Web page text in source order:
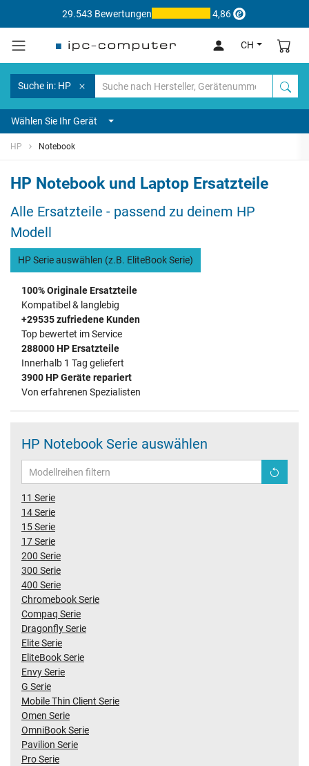
29.543 Bewertungen 4,86
CH
Suche in: HP
Wählen Sie Ihr Gerät
HP Notebook
HP Notebook und Laptop Ersatzteile
Alle Ersatzteile - passend zu deinem HP
Modell
HP Serie auswählen (z.B. EliteBook Serie)
100% Originale Ersatzteile
Kompatibel & langlebig
+29535 zufriedene Kunden
Top bewertet im Service
288000 HP Ersatzteile
Innerhalb 1 Tag geliefert
3900 HP Geräte repariert
Von erfahrenen Spezialisten
HP Notebook Serie auswählen
11 Serie
14 Serie
15 Serie
17 Serie
200 Serie
300 Serie
400 Serie
Chromebook Serie
Compaq Serie
Dragonfly Serie
Elite Serie
EliteBook Serie
Envy Serie
G Serie
Mobile Thin Client Serie
Omen Serie
OmniBook Serie
Pavilion Serie
Pro Serie